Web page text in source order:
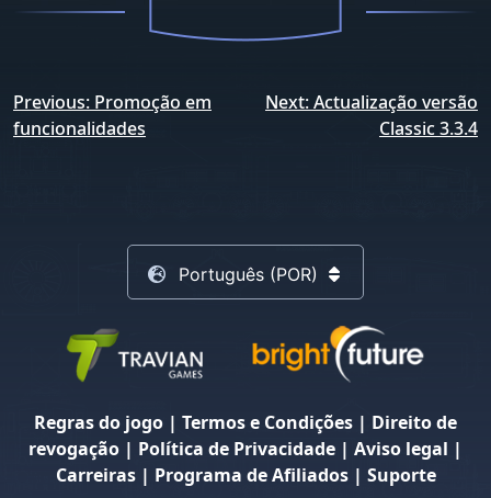
Navegação
de
Previous: Promoção em
funcionalidades
Next:Actualização versão
Classic 3.3.4
Português (POR)
Regras do jogo | Termos e Condições | Direito de
revogação | Política de Privacidade | Aviso legal |
Carreiras| Programa de Afiliados| Suporte